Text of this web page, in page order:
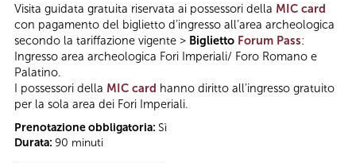
Visita guidata gratuita riservata ai possessori della MIC card
con pagamento del biglietto d’ingresso all’area archeologica
secondo la tariffazione vigente > Biglietto Forum Pass:
Ingresso area archeologica Fori Imperiali/ Foro Romano e
Palatino.
I possessori della MIC card hanno diritto all'ingresso gratuito
per la sola area dei Fori Imperiali.
Prenotazione obbligatoria: Sì
Durata: 90 minuti